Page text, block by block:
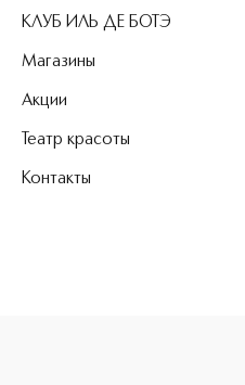
КЛУБ ИЛЬ ДЕ БОТЭ
Магазины
Акции
Театр красоты
Контакты